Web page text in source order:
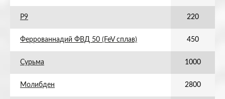
Р9 220
Феррованнадий ФВД 50 (FeV сплав) 450
Сурьма 1000
Молибден 2800